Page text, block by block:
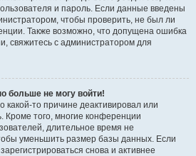
и пароль. Если данные введены
чтобы проверить, не был ли
Также возможно, что допущена ошибка
свяжитесь с администратором для
больше не могу войти!
какой-то причине деактивировал или
Кроме того, многие конференции
длительное время не
уменьшить размер базы данных. Если
снова и активнее